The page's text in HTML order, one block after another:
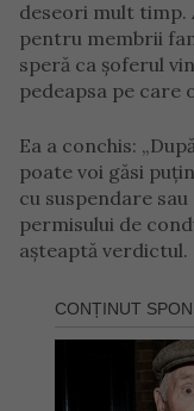
deseori mult timp.
pentru membrii
speră ca șoferul
pedeapsa pe care
Ea a conchis:
poate voi găsi
cu suspendare
permisului de
așteaptă verdictul.